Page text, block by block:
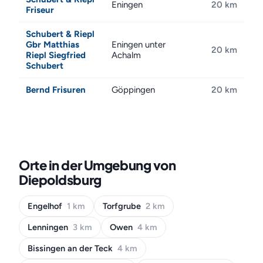
Friseur
Eningen 20 km
Schubert & Riepl
Gbr Matthias
Riepl Siegfried
Schubert
Eningen unter
Achalm
20 km
Bernd Frisuren Göppingen 20 km
Orte in der Umgebung von
Diepoldsburg
Engelhof 1 km Torfgrube 2 km
Lenningen 3 km Owen 4 km
Bissingen an der Teck 4 km